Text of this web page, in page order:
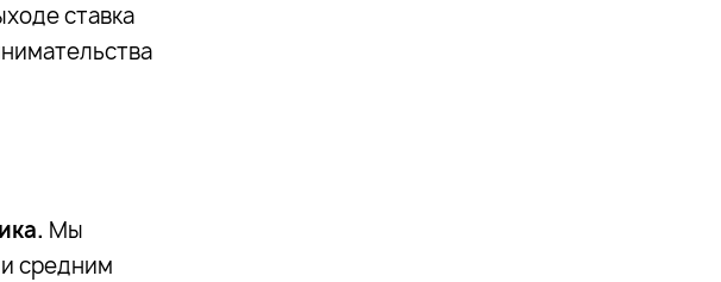
ставка
Мы
средним